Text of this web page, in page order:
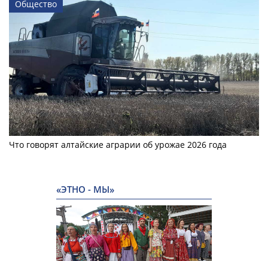
Общество
Что говорят алтайские аграрии об урожае 2026 года
«ЭТНО - МЫ»